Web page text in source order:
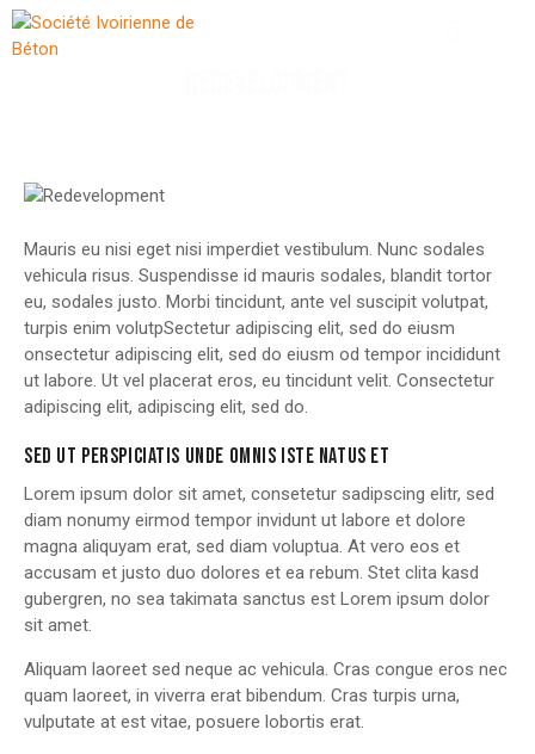
Mauris eu nisi eget nisi imperdiet vestibulum. Nunc sodales
vehicula risus. Suspendisse id mauris sodales, blandit tortor
eu, sodales justo. Morbi tincidunt, ante vel suscipit volutpat,
turpis enim volutpSectetur adipiscing elit, sed do eiusm
onsectetur adipiscing elit, sed do eiusm od tempor incididunt
ut labore. Ut vel placerat eros, eu tincidunt velit. Consectetur
adipiscing elit, adipiscing elit, sed do.
SED UT PERSPICIATIS UNDE OMNIS ISTE NATUS ET
Lorem ipsum dolor sit amet, consetetur sadipscing elitr, sed
diam nonumy eirmod tempor invidunt ut labore et dolore
magna aliquyam erat, sed diam voluptua. At vero eos et
accusam et justo duo dolores et ea rebum. Stet clita kasd
gubergren, no sea takimata sanctus est Lorem ipsum dolor
sit amet.
Aliquam laoreet sed neque ac vehicula. Cras congue eros nec
quam laoreet, in viverra erat bibendum. Cras turpis urna,
vulputate at est vitae, posuere lobortis erat.